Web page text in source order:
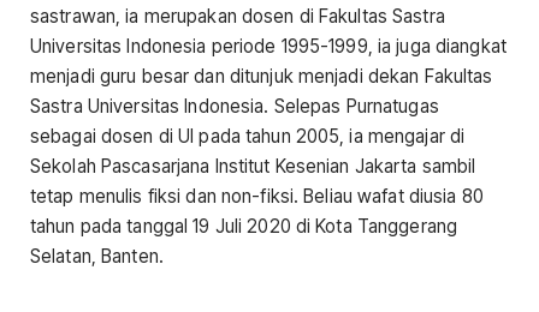
sastrawan, ia merupakan dosen di Fakultas Sastra
Universitas Indonesia periode 1995-1999, ia juga diangkat
menjadi guru besar dan ditunjuk menjadi dekan Fakultas
Sastra Universitas Indonesia. Selepas Purnatugas
sebagai dosen di UI pada tahun 2005, ia mengajar di
Sekolah Pascasarjana Institut Kesenian Jakarta sambil
tetap menulis fiksi dan non-fiksi. Beliau wafat diusia 80
tahun pada tanggal 19 Juli 2020 di Kota Tanggerang
Selatan, Banten.